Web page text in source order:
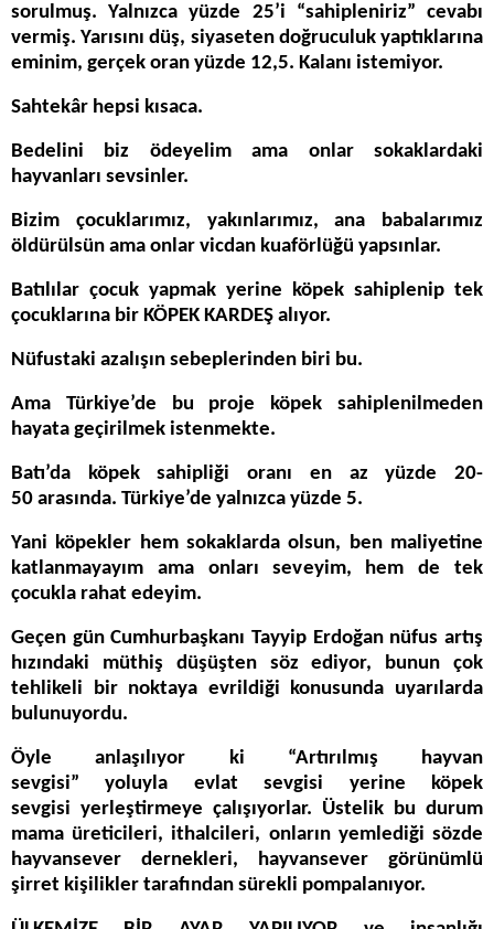
sorulmuş. Yalnızca yüzde 25’i “sahipleniriz” cevabı
vermiş. Yarısını düş, siyaseten doğruculuk yaptıklarına
eminim, gerçek oran yüzde 12,5. Kalanı istemiyor.
Sahtekâr hepsi kısaca.
Bedelini biz ödeyelim ama onlar sokaklardaki
hayvanları sevsinler.
Bizim çocuklarımız, yakınlarımız, ana babalarımız
öldürülsün ama onlar vicdan kuaförlüğü yapsınlar.
Batılılar çocuk yapmak yerine köpek sahiplenip tek
çocuklarına bir KÖPEK KARDEŞ alıyor.
Nüfustaki azalışın sebeplerinden biri bu.
Ama Türkiye’de bu proje köpek sahiplenilmeden
hayata geçirilmek istenmekte.
Batı’da köpek sahipliği oranı en az yüzde 20-
50 arasında. Türkiye’de yalnızca yüzde 5.
Yani köpekler hem sokaklarda olsun, ben maliyetine
katlanmayayım ama onları seveyim, hem de tek
çocukla rahat edeyim.
Geçen gün Cumhurbaşkanı Tayyip Erdoğan nüfus artış
hızındaki müthiş düşüşten söz ediyor, bunun çok
tehlikeli bir noktaya evrildiği konusunda uyarılarda
bulunuyordu.
Öyle anlaşılıyor ki “Artırılmış hayvan
sevgisi” yoluyla evlat sevgisi yerine köpek
sevgisi yerleştirmeye çalışıyorlar. Üstelik bu durum
mama üreticileri, ithalcileri, onların yemlediği sözde
hayvansever dernekleri, hayvansever görünümlü
şirret kişilikler tarafından sürekli pompalanıyor.